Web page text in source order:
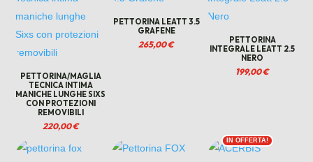
PETTORINA/MAGLIA
TECNICA INTIMA
MANICHE LUNGHE SIXS
CON PROTEZIONI
REMOVIBILI
220,00€
PETTORINA LEATT 3.5
GRAFENE
265,00€
PETTORINA
INTEGRALE LEATT 2.5
NERO
199,00€
IN OFFERTA!